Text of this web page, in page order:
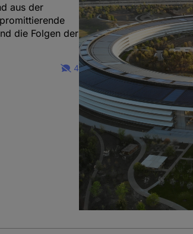
aus der
die Folgen der
4